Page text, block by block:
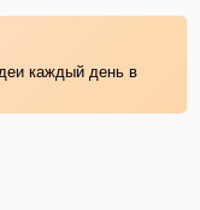
каждый день в